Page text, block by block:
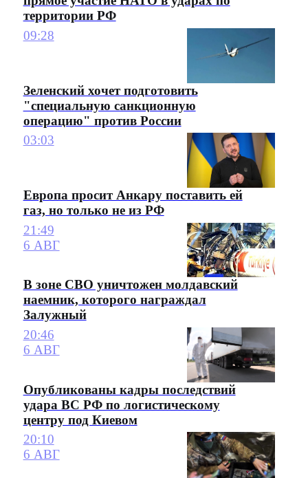
территории РФ
09:28
Зеленский хочет подготовить
"специальную санкционную
операцию" против России
03:03
Европа просит Анкару поставить ей
газ, но только не из РФ
21:49
6 АВГ
В зоне СВО уничтожен молдавский
наемник, которого награждал
Залужный
20:46
6 АВГ
Опубликованы кадры последствий
удара ВС РФ по логистическому
центру под Киевом
20:10
6 АВГ